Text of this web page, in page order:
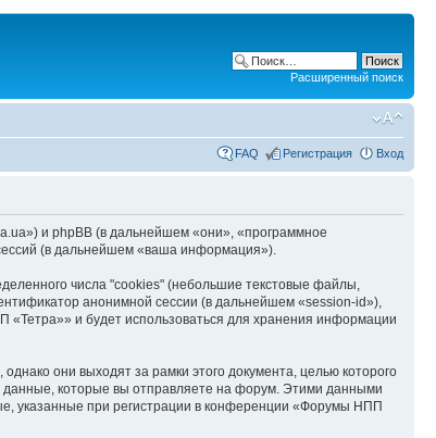
Расширенный поиск
FAQ Регистрация Вход
и phpBB (в дальнейшем «они», «программное
(в дальнейшем «ваша информация»).
числа "cookies" (небольшие текстовые файлы,
анонимной сессии (в дальнейшем «session-id»),
и будет использоваться для хранения информации
они выходят за рамки этого документа, целью которого
которые вы отправляете на форум. Этими данными
указанные при регистрации в конференции «Форумы НПП